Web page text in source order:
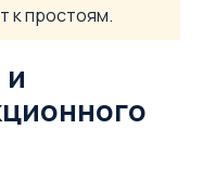
к простоям.